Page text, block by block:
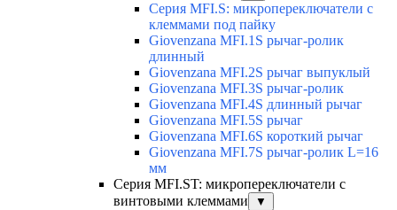
Серия MFI.S: микропереключатели с
клеммами под пайку
Giovenzana MFI.1S рычаг-ролик
длинный
Giovenzana MFI.2S рычаг выпуклый
Giovenzana MFI.3S рычаг-ролик
Giovenzana MFI.4S длинный рычаг
Giovenzana MFI.5S рычаг
Giovenzana MFI.6S короткий рычаг
Giovenzana MFI.7S рычаг-ролик L=16
мм
Серия MFI.ST: микропереключатели с
винтовыми клеммами
▼